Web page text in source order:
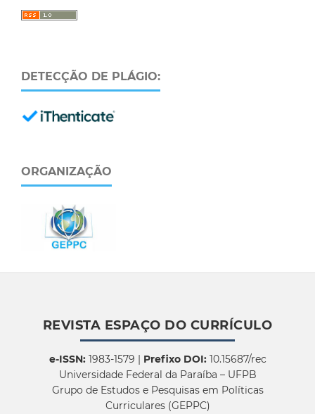
DETECÇÃO DE PLÁGIO:
ORGANIZAÇÃO
REVISTA ESPAÇO DO CURRÍCULO
e-ISSN:1983-1579 | Prefixo DOI:10.15687/rec
Universidade Federal da Paraíba – UFPB
Grupo de Estudos e Pesquisas em Políticas
Curriculares (GEPPC)